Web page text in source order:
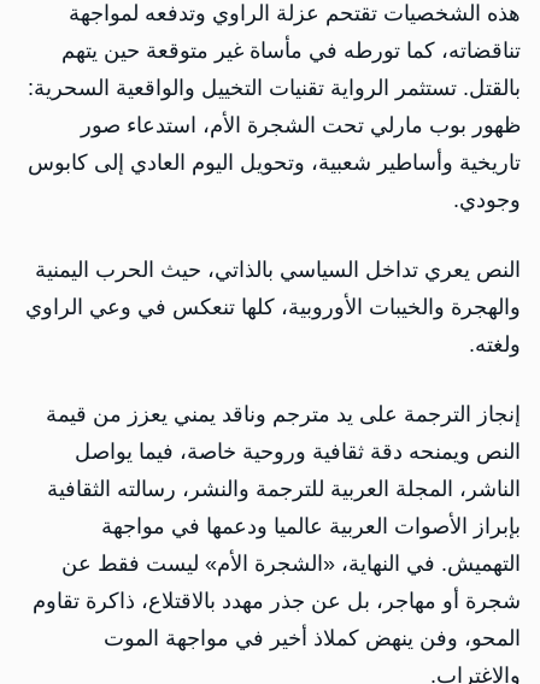
هذه الشخصيات تقتحم عزلة الراوي وتدفعه لمواجهة
تناقضاته، كما تورطه في مأساة غير متوقعة حين يتهم
بالقتل. تستثمر الرواية تقنيات التخييل والواقعية السحرية:
ظهور بوب مارلي تحت الشجرة الأم، استدعاء صور
تاريخية وأساطير شعبية، وتحويل اليوم العادي إلى كابوس
وجودي.
النص يعري تداخل السياسي بالذاتي، حيث الحرب اليمنية
والهجرة والخيبات الأوروبية، كلها تنعكس في وعي الراوي
ولغته.
إنجاز الترجمة على يد مترجم وناقد يمني يعزز من قيمة
النص ويمنحه دقة ثقافية وروحية خاصة، فيما يواصل
الناشر، المجلة العربية للترجمة والنشر، رسالته الثقافية
بإبراز الأصوات العربية عالميا ودعمها في مواجهة
التهميش. في النهاية، «الشجرة الأم» ليست فقط عن
شجرة أو مهاجر، بل عن جذر مهدد بالاقتلاع، ذاكرة تقاوم
المحو، وفن ينهض كملاذ أخير في مواجهة الموت
والاغتراب.